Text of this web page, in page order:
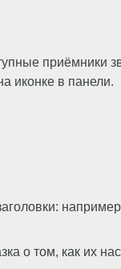
приёмники
иконке в панели.
о том, как их